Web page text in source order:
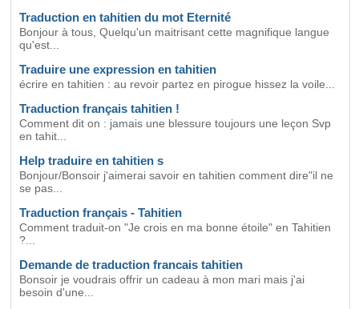
Traduction en tahitien du mot Eternité
Bonjour à tous, Quelqu'un maitrisant cette magnifique langue
qu'est...
Traduire une expression en tahitien
écrire en tahitien : au revoir partez en pirogue hissez la voile...
Traduction français tahitien !
Comment dit on : jamais une blessure toujours une leçon Svp
en tahit...
Help traduire en tahitien s
Bonjour/Bonsoir j'aimerai savoir en tahitien comment dire"il ne
se pas...
Traduction français - Tahitien
Comment traduit-on "Je crois en ma bonne étoile" en Tahitien
?...
Demande de traduction francais tahitien
Bonsoir je voudrais offrir un cadeau à mon mari mais j'ai
besoin d'une...